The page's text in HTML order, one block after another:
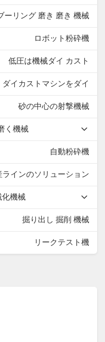
ーリング 磨き 磨き 機械
ロボット粉砕機
低圧は機械ダイ カスト
ダイカストマシンをダイ
砂の中心の射撃機械
く機械
自動粉砕機
ラインのソリューション
化機械
掘り出し 掘削 機械
リークテスト機